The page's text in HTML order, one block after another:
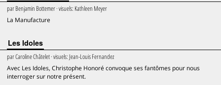
parBenjamin Bottemer· visuels: Kathleen Meyer
La Manufacture
Les Idoles
parCaroline Châtelet· visuels: Jean-Louis Fernandez
Avec Les Idoles, Christophe Honoré convoque ses fantômes pour nous
interroger sur notre présent.